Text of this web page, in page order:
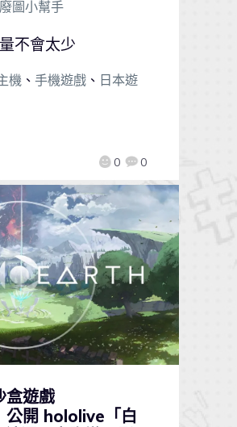
廢圖小幫手
0 0
不會太少
機、 手機遊戲、 日本遊
盒遊戲
公開 hololive「白